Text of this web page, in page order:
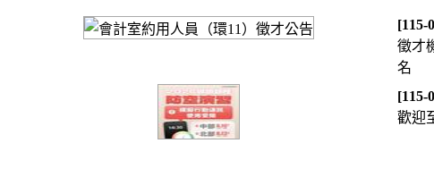
[115-
徵才
名
[115-
歡迎